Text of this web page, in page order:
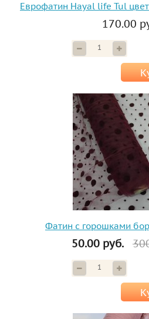
Еврофатин Hayal life Tul
170.00
Фатин с горошками
50.00 руб.